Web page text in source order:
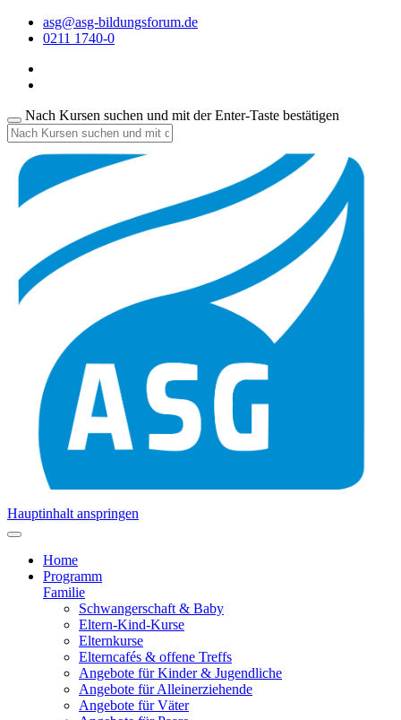
asg@asg-bildungsforum.de
0211 1740-0
Nach Kursen suchen und mit der Enter-Taste bestätigen
Hauptinhalt anspringen
Home
Programm
Familie
Schwangerschaft & Baby
Eltern-Kind-Kurse
Elternkurse
Elterncafés & offene Treffs
Angebote für Kinder & Jugendliche
Angebote für Alleinerziehende
Angebote für Väter